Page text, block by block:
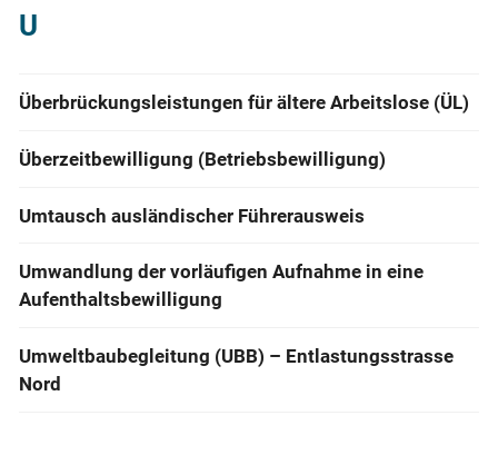
U
Überbrückungsleistungen für ältere Arbeitslose (ÜL)
Überzeitbewilligung (Betriebsbewilligung)
Umtausch ausländischer Führerausweis
Umwandlung der vorläufigen Aufnahme in eine
Aufenthaltsbewilligung
Umweltbaubegleitung (UBB) – Entlastungsstrasse
Nord